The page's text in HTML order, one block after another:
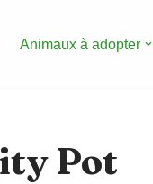
Animaux à adopter
Pot